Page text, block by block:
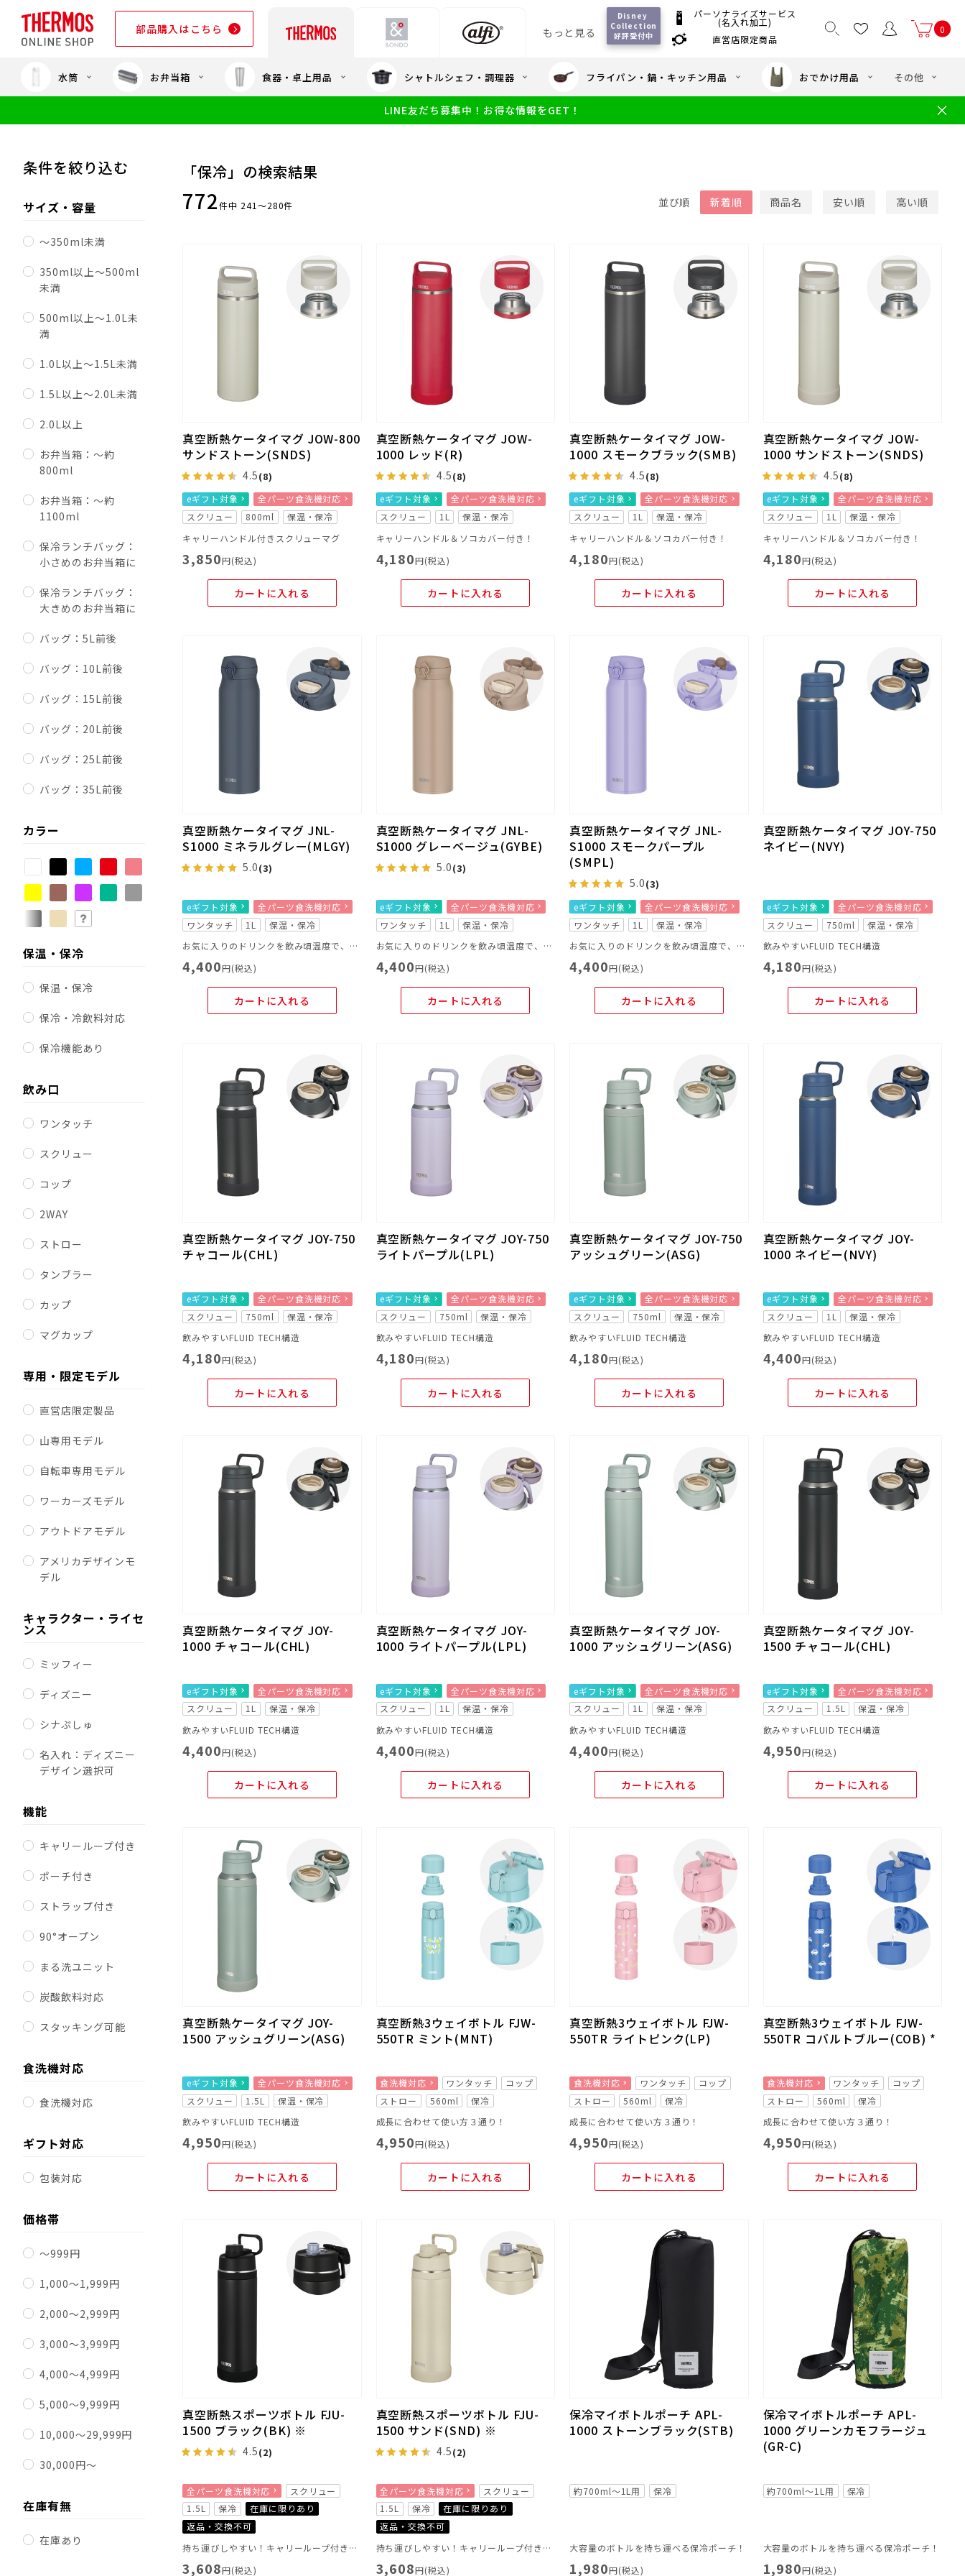
部品購入はこちら もっと見る
以上送料無料
サーモスのeギフト
ギフトのご案内
Disney
Collection
好評受付中
パーソナライズサービス
(名入れ加工)
直営店限定商品
部品購入はこちら
食洗機対応 幼児・園児向け水筒
0
水筒 お弁当箱 食器・卓上用品 シャトルシェフ・調理器 フライパン・鍋・キッチン用品 おでかけ用品 その他
LINE友だち募集中！お得な情報をGET！
条件を絞り込む
サイズ・容量
～350ml未満
350ml以上～500ml
未満
500ml以上～1.0L未
満
1.0L以上～1.5L未満
1.5L以上～2.0L未満
2.0L以上
お弁当箱：～約
800ml
お弁当箱：～約
1100ml
保冷ランチバッグ：
小さめのお弁当箱に
保冷ランチバッグ：
大きめのお弁当箱に
バッグ：5L前後
バッグ：10L前後
バッグ：15L前後
バッグ：20L前後
バッグ：25L前後
バッグ：35L前後
カラー
保温・保冷
保温・保冷
保冷・冷飲料対応
保冷機能あり
飲み口
ワンタッチ
スクリュー
コップ
2WAY
ストロー
タンブラー
カップ
マグカップ
専用・限定モデル
直営店限定製品
山専用モデル
自転車専用モデル
ワーカーズモデル
アウトドアモデル
アメリカデザインモ
デル
キャラクター・ライセ
ンス
ミッフィー
ディズニー
シナぷしゅ
名入れ：ディズニー
デザイン選択可
機能
キャリーループ付き
ポーチ付き
ストラップ付き
90°オープン
まる洗ユニット
炭酸飲料対応
スタッキング可能
食洗機対応
食洗機対応
ギフト対応
包装対応
価格帯
～999円
1,000～1,999円
2,000～2,999円
3,000～3,999円
4,000～4,999円
5,000～9,999円
10,000～29,999円
30,000円～
在庫有無
在庫あり
「保冷」の検索結果
並び順 新着順 商品名 安い順 高い順
772件中 241～280件
真空断熱ケータイマグ JOW-800
サンドストーン(SNDS)
4.5(8)
eギフト対象
全パーツ食洗機対応
スクリュー
800ml
保温・保冷
キャリーハンドル付きスクリューマグ
3,850円(税込)
カートに入れる
真空断熱ケータイマグ JOW-
1000 レッド(R)
4.5(8)
eギフト対象
全パーツ食洗機対応
スクリュー
1L
保温・保冷
キャリーハンドル＆ソコカバー付き！
4,180円(税込)
カートに入れる
真空断熱ケータイマグ JOW-
1000 スモークブラック(SMB)
4.5(8)
eギフト対象
全パーツ食洗機対応
スクリュー
1L
保温・保冷
キャリーハンドル＆ソコカバー付き！
4,180円(税込)
カートに入れる
真空断熱ケータイマグ JOW-
1000 サンドストーン(SNDS)
4.5(8)
eギフト対象
全パーツ食洗機対応
スクリュー
1L
保温・保冷
キャリーハンドル＆ソコカバー付き！
4,180円(税込)
カートに入れる
真空断熱ケータイマグ JNL-
S1000 ミネラルグレー(MLGY)
5.0(3)
eギフト対象
全パーツ食洗機対応
ワンタッチ
1L
保温・保冷
お気に入りのドリンクを飲み頃温度で、いつでもどこでも楽しめる
4,400円(税込)
カートに入れる
真空断熱ケータイマグ JNL-
S1000 グレーベージュ(GYBE)
5.0(3)
eギフト対象
全パーツ食洗機対応
ワンタッチ
1L
保温・保冷
お気に入りのドリンクを飲み頃温度で、いつでもどこでも楽しめる
4,400円(税込)
カートに入れる
真空断熱ケータイマグ JNL-
S1000 スモークパープル
(SMPL)
5.0(3)
eギフト対象
全パーツ食洗機対応
ワンタッチ
1L
保温・保冷
お気に入りのドリンクを飲み頃温度で、いつでもどこでも楽しめる
4,400円(税込)
カートに入れる
真空断熱ケータイマグ JOY-750
ネイビー(NVY)
eギフト対象
全パーツ食洗機対応
スクリュー
750ml
保温・保冷
飲みやすいFLUID TECH構造
4,180円(税込)
カートに入れる
真空断熱ケータイマグ JOY-750
チャコール(CHL)
eギフト対象
全パーツ食洗機対応
スクリュー
750ml
保温・保冷
飲みやすいFLUID TECH構造
4,180円(税込)
カートに入れる
真空断熱ケータイマグ JOY-750
ライトパープル(LPL)
eギフト対象
全パーツ食洗機対応
スクリュー
750ml
保温・保冷
飲みやすいFLUID TECH構造
4,180円(税込)
カートに入れる
真空断熱ケータイマグ JOY-750
アッシュグリーン(ASG)
eギフト対象
全パーツ食洗機対応
スクリュー
750ml
保温・保冷
飲みやすいFLUID TECH構造
4,180円(税込)
カートに入れる
真空断熱ケータイマグ JOY-
1000 ネイビー(NVY)
eギフト対象
全パーツ食洗機対応
スクリュー
1L
保温・保冷
飲みやすいFLUID TECH構造
4,400円(税込)
カートに入れる
真空断熱ケータイマグ JOY-
1000 チャコール(CHL)
eギフト対象
全パーツ食洗機対応
スクリュー
1L
保温・保冷
飲みやすいFLUID TECH構造
4,400円(税込)
カートに入れる
真空断熱ケータイマグ JOY-
1000 ライトパープル(LPL)
eギフト対象
全パーツ食洗機対応
スクリュー
1L
保温・保冷
飲みやすいFLUID TECH構造
4,400円(税込)
カートに入れる
真空断熱ケータイマグ JOY-
1000 アッシュグリーン(ASG)
eギフト対象
全パーツ食洗機対応
スクリュー
1L
保温・保冷
飲みやすいFLUID TECH構造
4,400円(税込)
カートに入れる
真空断熱ケータイマグ JOY-
1500 チャコール(CHL)
eギフト対象
全パーツ食洗機対応
スクリュー
1.5L
保温・保冷
飲みやすいFLUID TECH構造
4,950円(税込)
カートに入れる
真空断熱ケータイマグ JOY-
1500 アッシュグリーン(ASG)
eギフト対象
全パーツ食洗機対応
スクリュー
1.5L
保温・保冷
飲みやすいFLUID TECH構造
4,950円(税込)
カートに入れる
真空断熱3ウェイボトル FJW-
550TR ミント(MNT)
食洗機対応 ワンタッチ
コップ
ストロー
560ml
保冷
成長に合わせて使い方３通り！
4,950円(税込)
カートに入れる
真空断熱3ウェイボトル FJW-
550TR ライトピンク(LP)
食洗機対応 ワンタッチ
コップ
ストロー
560ml
保冷
成長に合わせて使い方３通り！
4,950円(税込)
カートに入れる
真空断熱3ウェイボトル FJW-
550TR コバルトブルー(COB) *
食洗機対応 ワンタッチ
コップ
ストロー
560ml
保冷
成長に合わせて使い方３通り！
4,950円(税込)
カートに入れる
真空断熱スポーツボトル FJU-
1500 ブラック(BK) ※
4.5(2)
全パーツ食洗機対応
スクリュー
1.5L
保冷
在庫に限りあり
返品・交換不可
持ち運びしやすい！キャリーループ付きのスポーツボトル
3,608円(税込)
真空断熱スポーツボトル FJU-
1500 サンド(SND) ※
4.5(2)
全パーツ食洗機対応
スクリュー
1.5L
保冷
在庫に限りあり
返品・交換不可
持ち運びしやすい！キャリーループ付きのスポーツボトル
3,608円(税込)
保冷マイボトルポーチ APL-
1000 ストーンブラック(STB)
約700ml～1L用 保冷
大容量のボトルを持ち運べる保冷ポーチ！
1,980円(税込)
保冷マイボトルポーチ APL-
1000 グリーンカモフラージュ
(GR-C)
約700ml～1L用 保冷
大容量のボトルを持ち運べる保冷ポーチ！
1,980円(税込)